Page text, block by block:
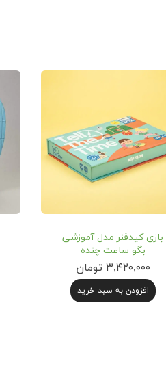
بازی‌ کیدفنر مدل آموزشی
بگو ساعت چنده
۳,۴۲۰,۰۰۰ تومان
افزودن به سبد خرید